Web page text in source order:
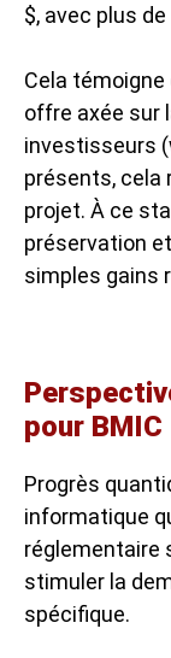
$, avec plus
Cela témoigne
offre axée sur
investisseurs
présents, cela
projet. À ce
préservation
simples gains
pour BMIC
Progrès
informatique
réglementaire
stimuler la
spécifique.